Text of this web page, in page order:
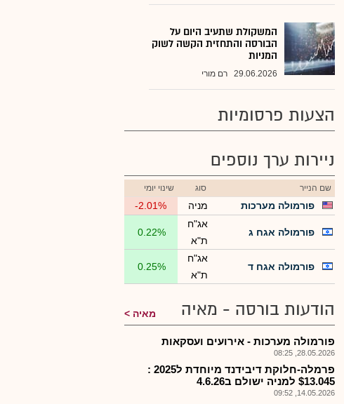
המשקולת שתעיב היום על
הבורסה והתחזית הקשה לשוק
המניות
29.06.2026 רם מורי
הצעות פרסומיות
ניירות ערך נוספים
שם הנייר סוג שינוי יומי
פורמולה מערכות מניה -2.01%
פורמולה אגח ג
אג"ח
ת"א
0.22%
פורמולה אגח ד
אג"ח
ת"א
0.25%
הודעות בורסה - מאיה מאיה
פורמולה מערכות - אירועים ועסקאות
28.05.2026, 08:25
פרמלה-חלוקת דיבידנד מיוחדת ל2025 :
$13.045 למניה ישולם ב4.6.26
14.05.2026, 09:52